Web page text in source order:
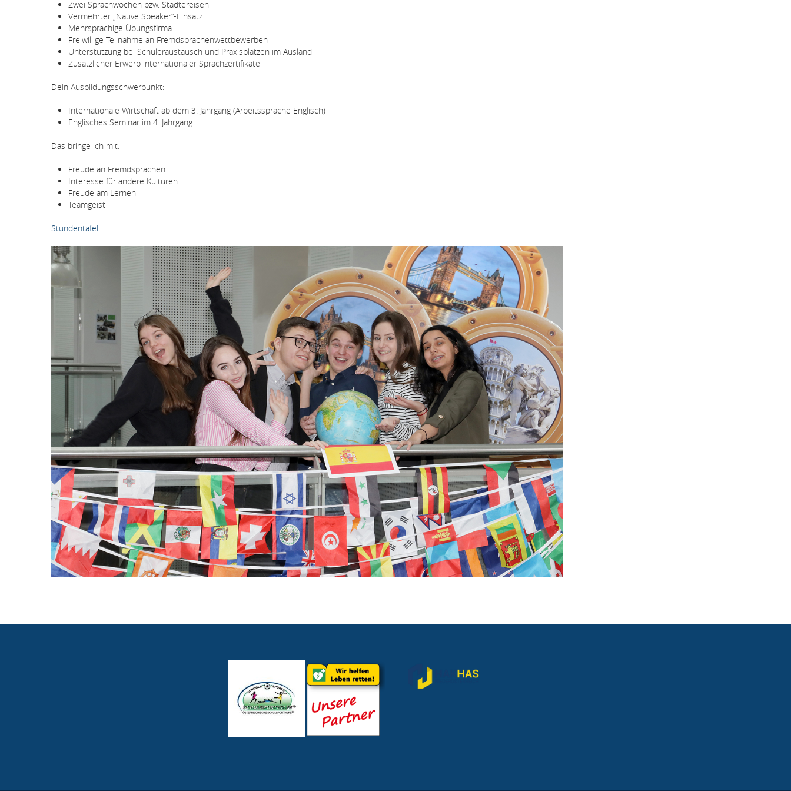
Zwei Sprachwochen bzw. Städtereisen
Vermehrter „Native Speaker“-Einsatz
Mehrsprachige Übungsfirma
Freiwillige Teilnahme an Fremdsprachenwettbewerben
Unterstützung bei Schüleraustausch und Praxisplätzen im Ausland
Zusätzlicher Erwerb internationaler Sprachzertifikate
Dein Ausbildungsschwerpunkt:
Internationale Wirtschaft ab dem 3. Jahrgang (Arbeitssprache Englisch)
Englisches Seminar im 4. Jahrgang
Das bringe ich mit:
Freude an Fremdsprachen
Interesse für andere Kulturen
Freude am Lernen
Teamgeist
Stundentafel